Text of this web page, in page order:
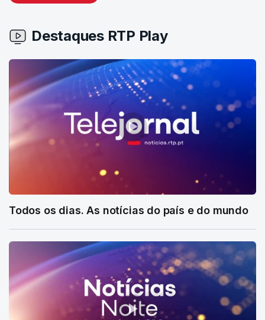
Destaques RTP Play
Todos os dias. As notícias do país e do mundo